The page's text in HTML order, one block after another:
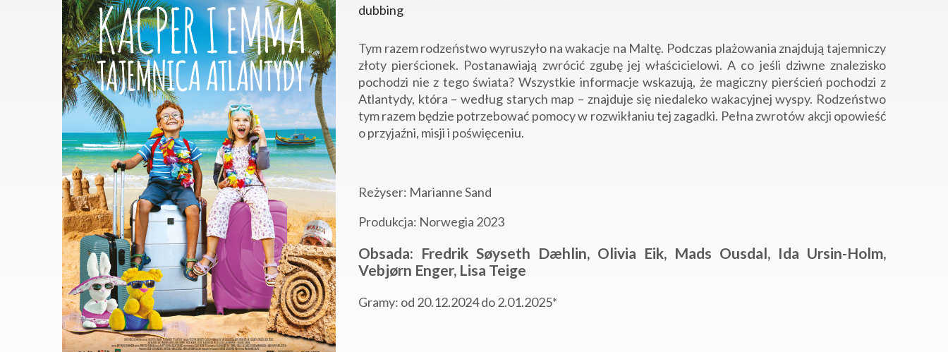
dubbing
Tym razem rodzeństwo wyruszyło na wakacje na Maltę. Podczas plażowania znajdują tajemniczy
złoty pierścionek. Postanawiają zwrócić zgubę jej właścicielowi. A co jeśli dziwne znalezisko
pochodzi nie z tego świata? Wszystkie informacje wskazują, że magiczny pierścień pochodzi z
Atlantydy, która – według starych map – znajduje się niedaleko wakacyjnej wyspy. Rodzeństwo
tym razem będzie potrzebować pomocy w rozwikłaniu tej zagadki. Pełna zwrotów akcji opowieść
o przyjaźni, misji i poświęceniu.
Reżyser: Marianne Sand
Produkcja: Norwegia 2023
Obsada: Fredrik Søyseth Dæhlin, Olivia Eik, Mads Ousdal, Ida Ursin-Holm,
Vebjørn Enger, Lisa Teige
Gramy: od 20.12.2024 do 2.01.2025*